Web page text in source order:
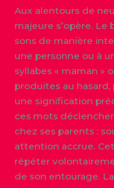
Aux alentours de
majeure s’opère.
sons de manière
une personne ou à
syllabes « maman »
produites au
une signification
ces mots
chez ses parents :
attention accrue.
répéter
de son entourage. La